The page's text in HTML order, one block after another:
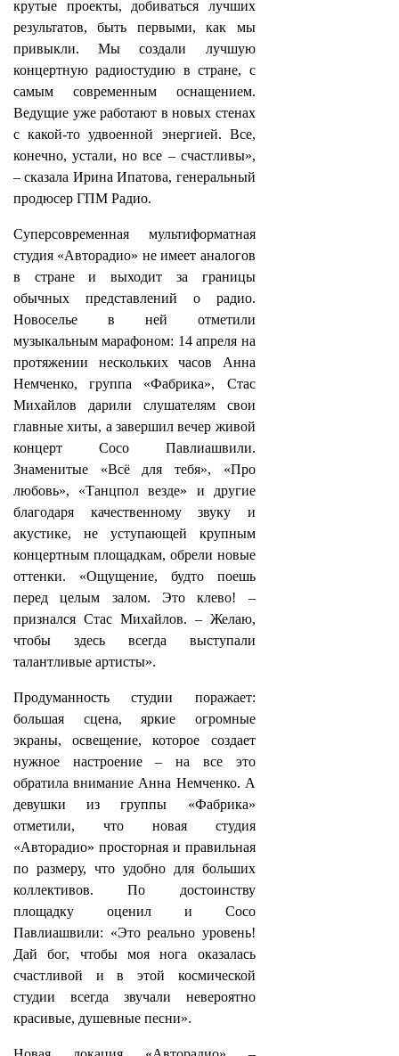
крутые проекты, добиваться лучших
результатов, быть первыми, как мы
привыкли. Мы создали лучшую
концертную радиостудию в стране, с
самым современным оснащением.
Ведущие уже работают в новых стенах
с какой-то удвоенной энергией. Все,
конечно, устали, но все – счастливы»,
– сказала Ирина Ипатова, генеральный
продюсер ГПМ Радио.
Суперсовременная мультиформатная
студия «Авторадио» не имеет аналогов
в стране и выходит за границы
обычных представлений о радио.
Новоселье в ней отметили
музыкальным марафоном: 14 апреля на
протяжении нескольких часов Анна
Немченко, группа «Фабрика», Стас
Михайлов дарили слушателям свои
главные хиты, а завершил вечер живой
концерт Сосо Павлиашвили.
Знаменитые «Всё для тебя», «Про
любовь», «Танцпол везде» и другие
благодаря качественному звуку и
акустике, не уступающей крупным
концертным площадкам, обрели новые
оттенки. «Ощущение, будто поешь
перед целым залом. Это клево! –
признался Стас Михайлов. – Желаю,
чтобы здесь всегда выступали
талантливые артисты».
Продуманность студии поражает:
большая сцена, яркие огромные
экраны, освещение, которое создает
нужное настроение – на все это
обратила внимание Анна Немченко. А
девушки из группы «Фабрика»
отметили, что новая студия
«Авторадио» просторная и правильная
по размеру, что удобно для больших
коллективов. По достоинству
площадку оценил и Сосо
Павлиашвили: «Это реально уровень!
Дай бог, чтобы моя нога оказалась
счастливой и в этой космической
студии всегда звучали невероятно
красивые, душевные песни».